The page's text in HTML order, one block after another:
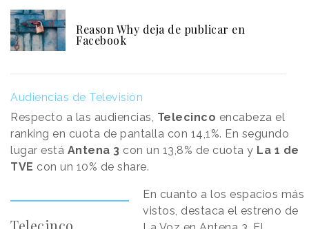
Reason Why deja de publicar en
Facebook
Audiencias de Televisión
Respecto a las audiencias, Telecinco encabeza el
ranking en cuota de pantalla con 14,1%. En segundo
lugar está Antena 3 con un 13,8% de cuota y La 1 de
TVE con un 10% de share.
En cuanto a los espacios más
vistos, destaca el estreno de